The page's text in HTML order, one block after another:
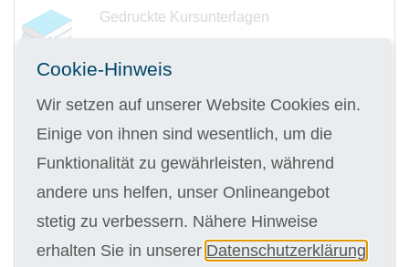
Gedruckte Kursunterlagen
Digitale Kursunterlagen
Kursgebühr
3 x 185,00 €
Cookie-Hinweis
Wir setzen auf unserer Website Cookies ein.
Einige von ihnen sind wesentlich, um die
Funktionalität zu gewährleisten, während
andere uns helfen, unser Onlineangebot
stetig zu verbessern. Nähere Hinweise
erhalten Sie in unserer Datenschutzerklärung